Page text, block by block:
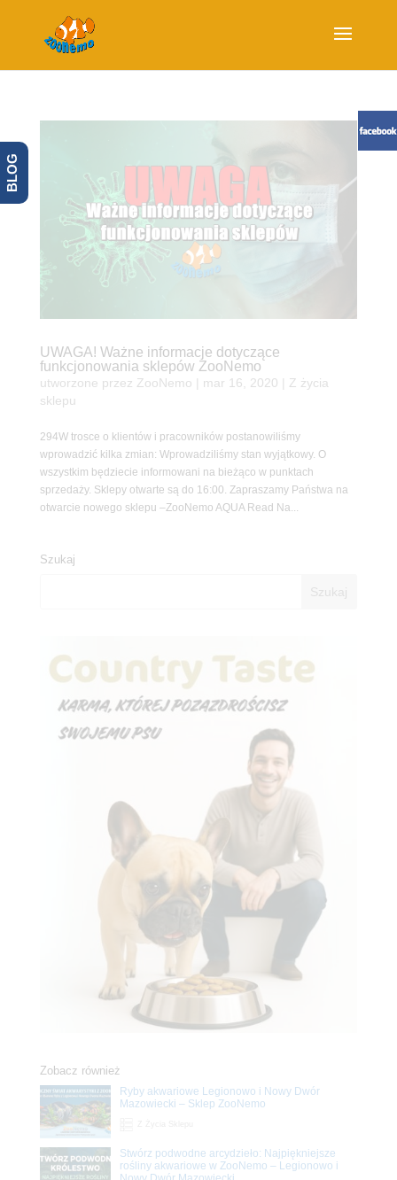
UWAGA! Ważne informacje dotyczące
funkcjonowania sklepów ZooNemo
utworzone przez ZooNemo mar 16, 2020
Z życia
sklepu
294W trosce o klientów i pracowników postanowiliśmy
wprowadzić kilka zmian: Wprowadziliśmy stan wyjątkowy. O
wszystkim będziecie informowani na bieżąco w punktach
sprzedaży. Sklepy otwarte są do 16:00. Zapraszamy Państwa na
otwarcie nowego sklepu –ZooNemo AQUA Read Na...
Szukaj
Zobacz również
Ryby akwariowe Legionowo i Nowy Dwór
Mazowiecki – Sklep ZooNemo
Stwórz podwodne arcydzieło: Najpiękniejsze
rośliny akwariowe w ZooNemo – Legionowo i
BLOG